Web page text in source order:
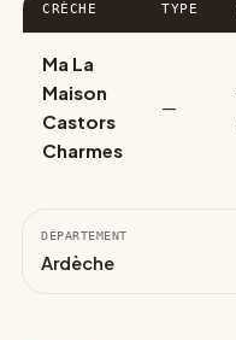
CRÈCHE TYPE
Ma La
Maison
Castors
Charmes
—
DÉPARTEMENT
Ardèche